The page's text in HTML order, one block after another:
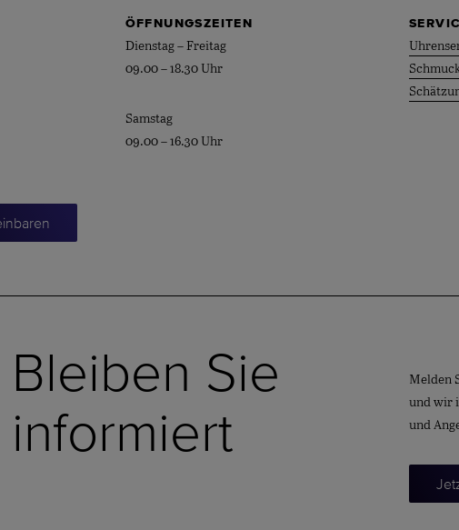
ÖFFNUNGSZEITEN
Dienstag – Freitag
09.00 – 18.30 Uhr
Samstag
09.00 – 16.30 Uhr
Bleiben Sie
informiert
Melden
und wir
und